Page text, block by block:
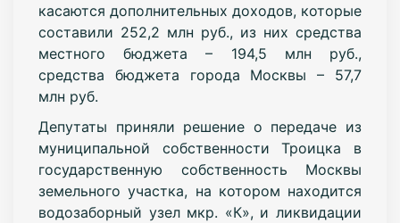
касаются дополнительных доходов, которые
составили 252,2 млн руб., из них средства
местного бюджета – 194,5 млн руб.,
средства бюджета города Москвы – 57,7
млн руб.
Депутаты приняли решение о передаче из
муниципальной собственности Троицка в
государственную собственность Москвы
земельного участка, на котором находится
водозаборный узел мкр. «К», и ликвидации